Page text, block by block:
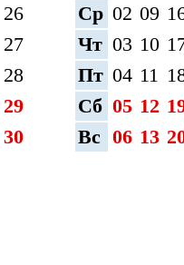
26
27
28
29
30
Ср 02 09
Чт 03 10
Пт 04 11
Сб 05 12
Вс 06 13